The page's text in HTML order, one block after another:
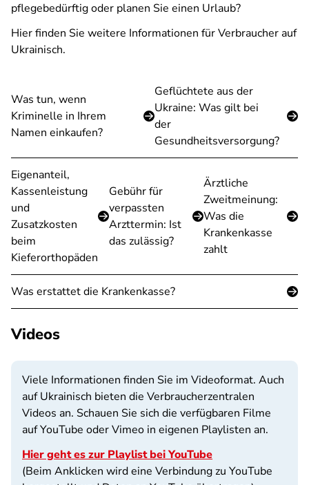
pflegebedürftig oder planen Sie einen Urlaub?
Hier finden Sie weitere Informationen für Verbraucher auf
Ukrainisch.
Was tun, wenn
Kriminelle in Ihrem
Namen einkaufen?
Geflüchtete aus der
Ukraine: Was gilt bei
der
Gesundheitsversorgung?
Eigenanteil,
Kassenleistung
und
Zusatzkosten
beim
Kieferorthopäden
Gebühr für
verpassten
Arzttermin: Ist
das zulässig?
Ärztliche
Zweitmeinung:
Was die
Krankenkasse
zahlt
Was erstattet die Krankenkasse?
Videos
Viele Informationen finden Sie im Videoformat. Auch
auf Ukrainisch bieten die Verbraucherzentralen
Videos an. Schauen Sie sich die verfügbaren Filme
auf YouTube oder Vimeo in eigenen Playlisten an.
Hier geht es zur Playlist bei YouTube
(Beim Anklicken wird eine Verbindung zu YouTube